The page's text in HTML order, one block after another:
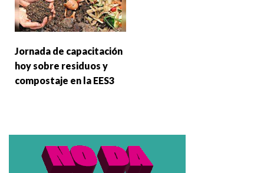
Jornada de capacitación
hoy sobre residuos y
compostaje en la EES3